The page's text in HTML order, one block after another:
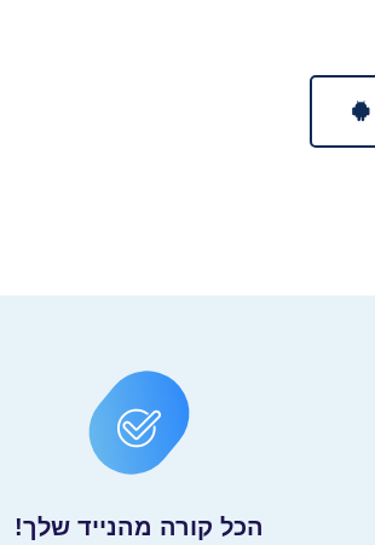
הכל קורה מהנייד שלך!